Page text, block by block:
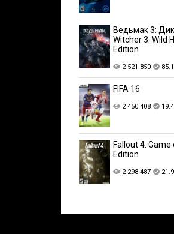
Ведьмак 3:
Witcher 3: Wild
Edition
2 521 850
FIFA 16
2 450 408
Fallout 4:
Edition
2 298 487